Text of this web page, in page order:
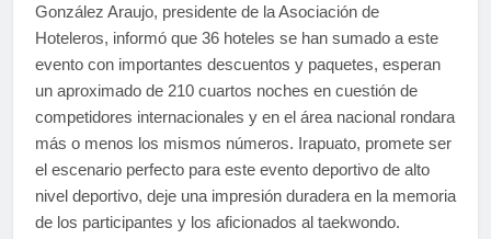
González Araujo, presidente de la Asociación de
Hoteleros, informó que 36 hoteles se han sumado a este
evento con importantes descuentos y paquetes, esperan
un aproximado de 210 cuartos noches en cuestión de
competidores internacionales y en el área nacional rondara
más o menos los mismos números. Irapuato, promete ser
el escenario perfecto para este evento deportivo de alto
nivel deportivo, deje una impresión duradera en la memoria
de los participantes y los aficionados al taekwondo.